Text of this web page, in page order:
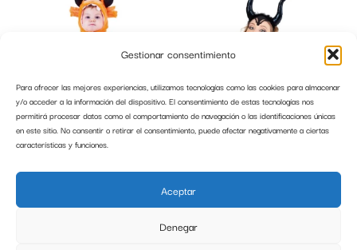
Gestionar consentimiento
Para ofrecer las mejores experiencias, utilizamos tecnologías como las cookies para almacenar
y/o acceder a la información del dispositivo. El consentimiento de estas tecnologías nos
permitirá procesar datos como el comportamiento de navegación o las identificaciones únicas
en este sitio. No consentir o retirar el consentimiento, puede afectar negativamente a ciertas
características y funciones.
Aceptar
Denegar
DE 6 A 12 MESES RUBIES